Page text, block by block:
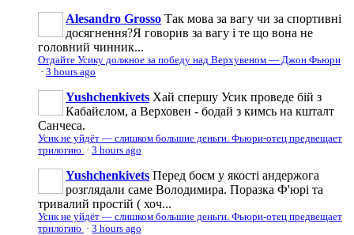
Alesandro Grosso Так мова за вагу чи за спортивні
досягнення?Я говорив за вагу і те що вона не
головний чинник...
Отдайте Усику должное за победу над Верхувеном — Джон Фьюри
· 3 hours ago
Yushchenkivets Хай спершу Усик проведе бій з
Кабайєлом, а Верховен - бодай з кимсь на кшталт
Санчеса.
Усик не уйдёт — слишком большие деньги. Фьюри-отец предвещает
трилогию · 3 hours ago
Yushchenkivets Перед боєм у якості андержога
розглядали саме Володимира. Поразка Ф'юрі та
тривалий простій ( хоч...
Усик не уйдёт — слишком большие деньги. Фьюри-отец предвещает
трилогию · 3 hours ago